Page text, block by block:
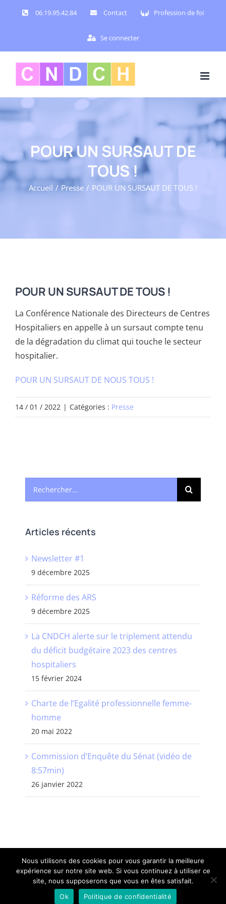
06.19.95.42.84 Contact Profession de foi
Se connecter
POUR UN SURSAUT DE
TOUS !
Accueil Presse POUR UN SURSAUT DE TOUS !
POUR UN SURSAUT DE TOUS !
La Conférence Nationale des Directeurs de Centres
Hospitaliers en appelle à un sursaut compte tenu
de la dégradation du climat qui touche le secteur
hospitalier.
POUR UN SURSAUT DE NOUS TOUS !
14 / 01 / 2022 | Catégories : Presse
Rechercher:
Articles récents
Newsletter #1
9 décembre 2025
Réforme des ARS
9 décembre 2025
La CNDCH alerte sur le triplement attendu
du déficit budgétaire 2023 des centres
hospitaliers
15 février 2024
Charte de l’Egalité professionnelle femme-
homme
20 mai 2022
Commission d’Enquête du Sénat (vidéo de
8:57min)
26 janvier 2022
©CNDCH| Tous Droits Réservés |Mentions Légales| Site
webVENDELIS
Nous utilisons des cookies pour vous garantir la meilleure
expérience sur notre site web. Si vous continuez à utiliser ce
site, nous supposerons que vous en êtes satisfait.
Ok
Politique de confidentialité